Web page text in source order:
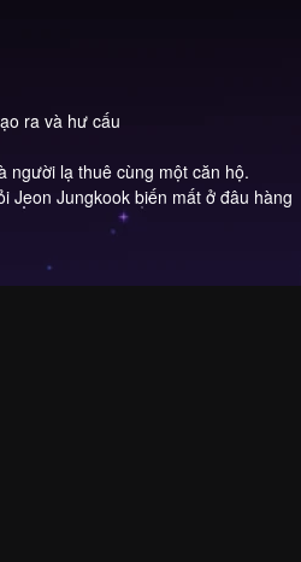
ra và hư cấu
người lạ thuê cùng một căn hộ.
Jeon Jungkook biến mất ở đâu hàng